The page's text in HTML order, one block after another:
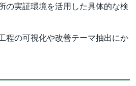
の実証環境を活用した具体的な検
程の可視化や改善テーマ抽出にか